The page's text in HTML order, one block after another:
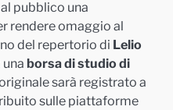
pubblico una
rendere omaggio al
del repertorio di Lelio
borsa di studio di
sarà registrato a
sulle piattaforme